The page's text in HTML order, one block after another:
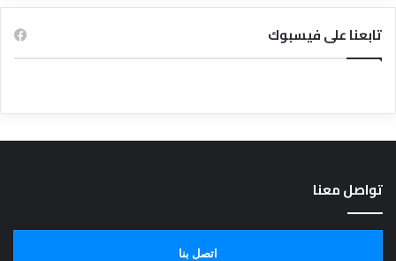
تابعنا على فيسبوك
تواصل معنا
اتصل بنا